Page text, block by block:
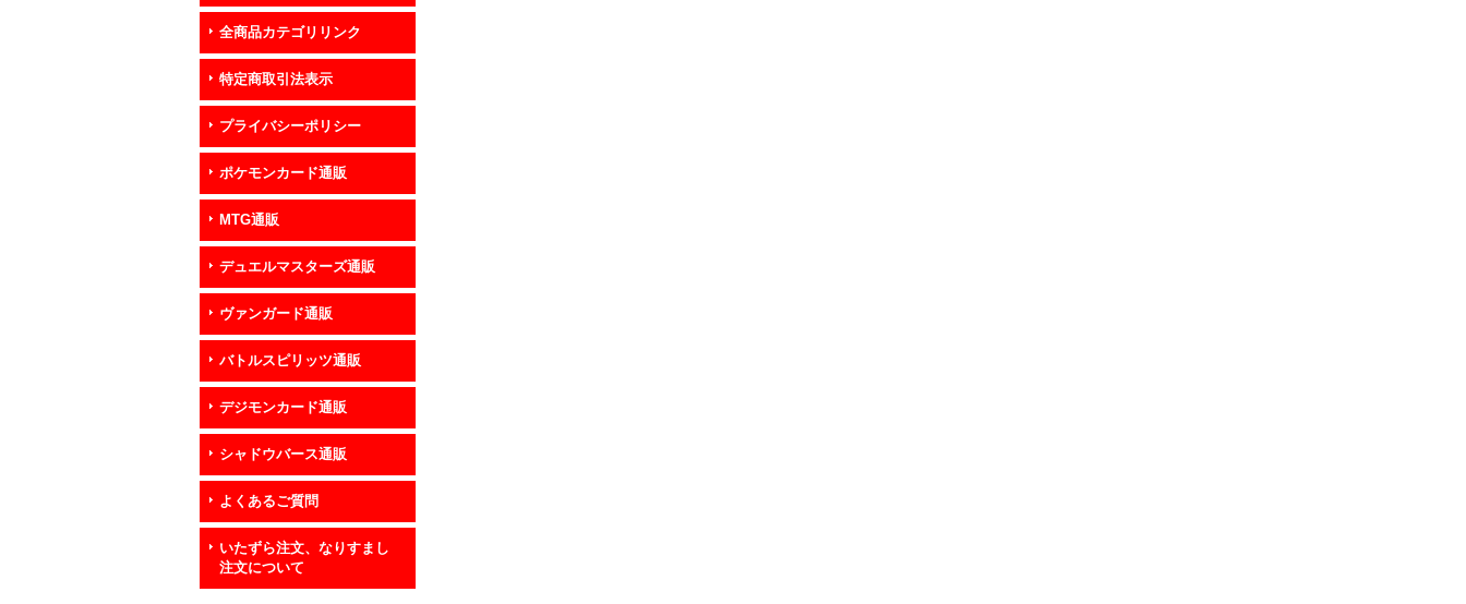
全商品カテゴリリンク
特定商取引法表示
プライバシーポリシー
ポケモンカード通販
MTG通販
デュエルマスターズ通販
ヴァンガード通販
バトルスピリッツ通販
デジモンカード通販
シャドウバース通販
よくあるご質問
いたずら注文、なりすまし
注文について